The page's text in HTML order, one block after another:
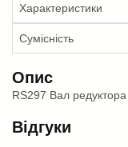
Характеристики
Сумісність
Опис
RS297 Вал
Відгуки